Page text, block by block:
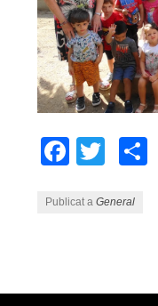
Publicat aGeneral